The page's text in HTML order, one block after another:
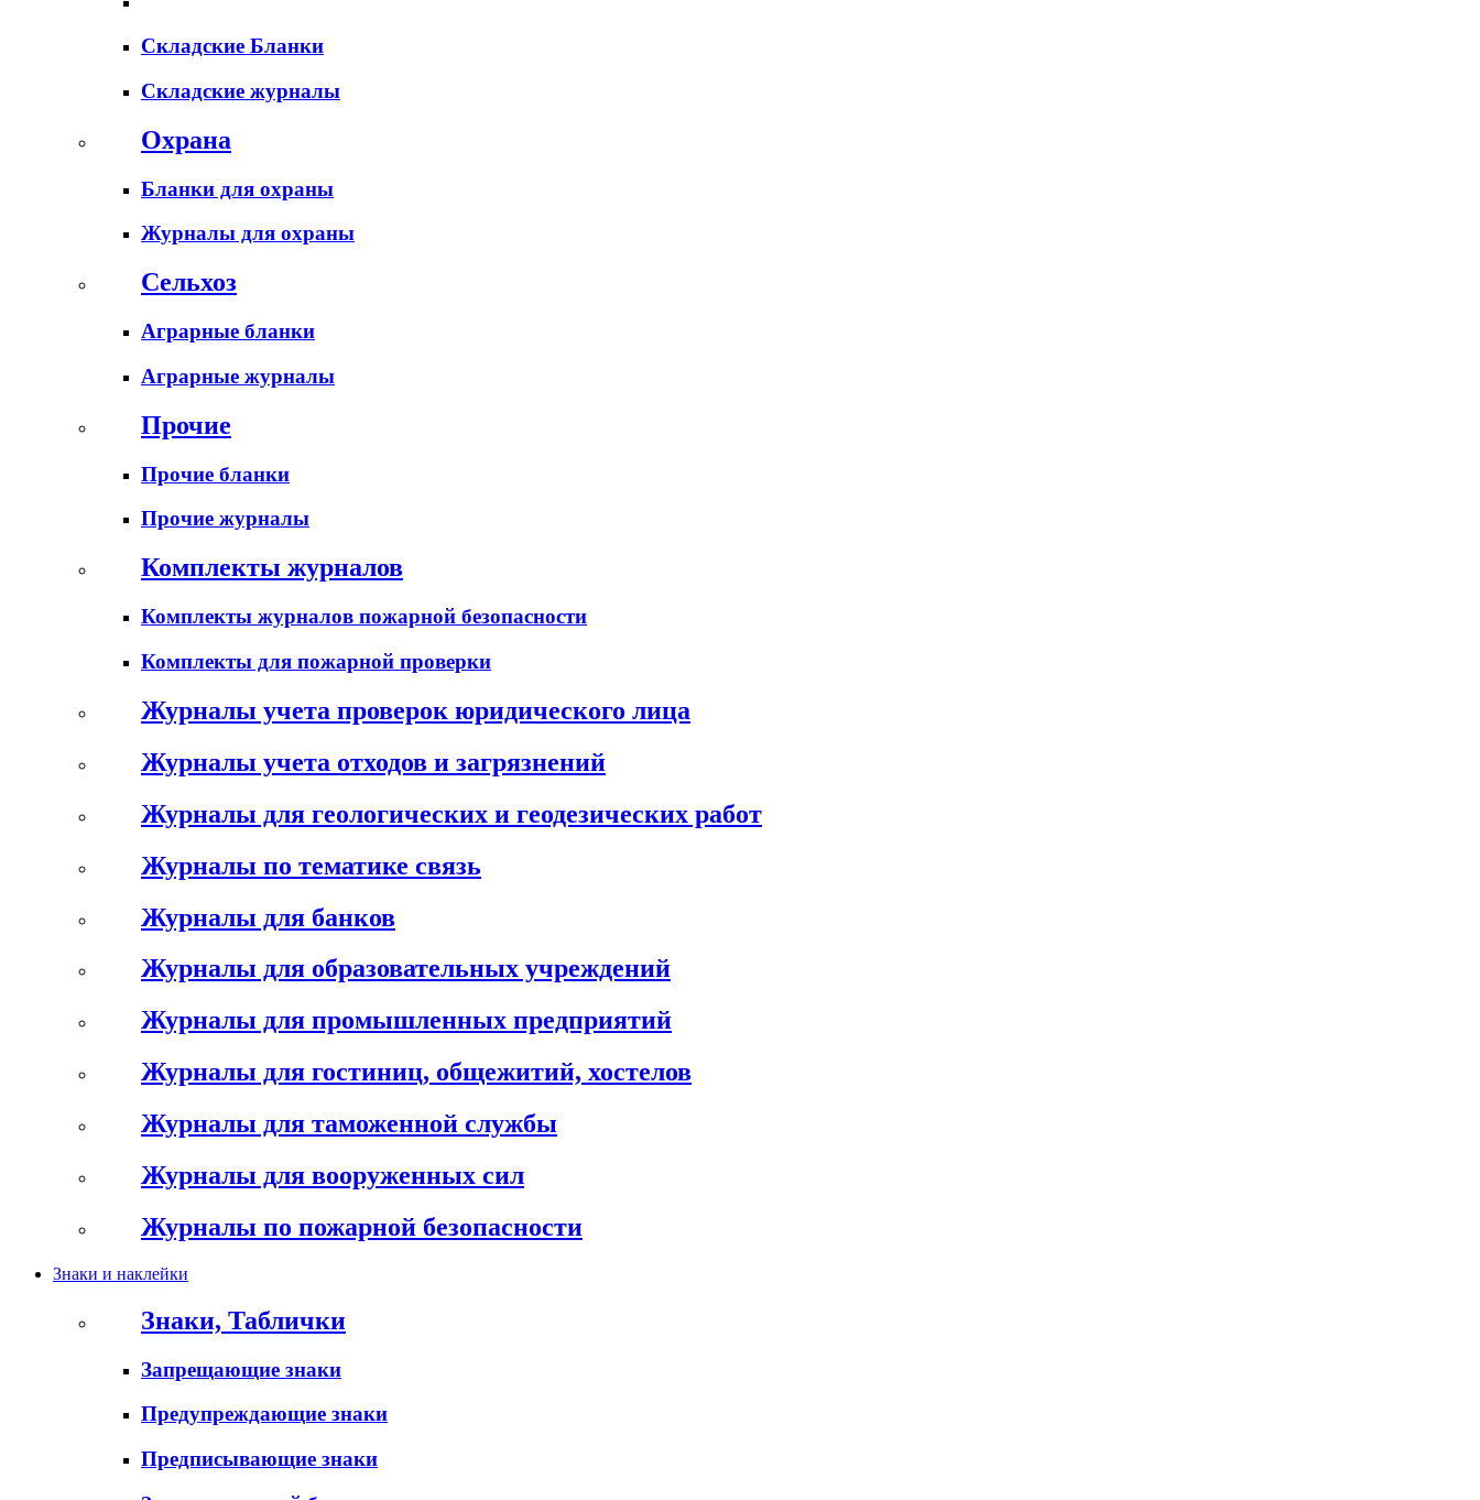
Складские Бланки
Складские журналы
Охрана
Бланки для охраны
Журналы для охраны
Сельхоз
Аграрные бланки
Аграрные журналы
Прочие
Прочие бланки
Прочие журналы
Комплекты журналов
Комплекты журналов пожарной безопасности
Комплекты для пожарной проверки
Журналы учета проверок юридического лица
Журналы учета отходов и загрязнений
Журналы для геологических и геодезических работ
Журналы по тематике связь
Журналы для банков
Журналы для образовательных учреждений
Журналы для промышленных предприятий
Журналы для гостиниц, общежитий, хостелов
Журналы для таможенной службы
Журналы для вооруженных сил
Журналы по пожарной безопасности
Знаки и наклейки
Знаки, Таблички
Запрещающие знаки
Предупреждающие знаки
Предписывающие знаки